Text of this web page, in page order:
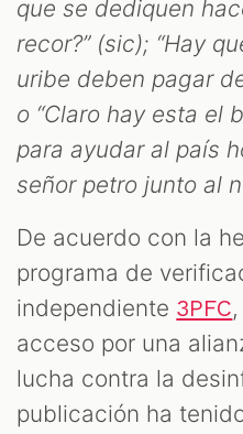
que se dediquen
recor?” (sic); “Hay
uribe deben pagar
o “Claro hay esta el
para ayudar al país
señor petro junto al
De acuerdo con la
programa de
independiente 3PFC
acceso por una
lucha contra la
publicación ha